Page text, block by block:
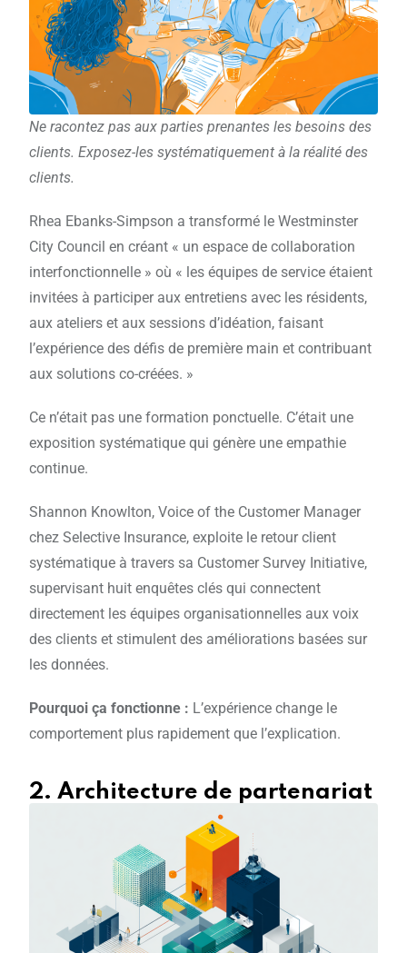
Ne racontez pas aux parties prenantes les besoins des
clients. Exposez-les systématiquement à la réalité des
clients.
Rhea Ebanks-Simpson a transformé le Westminster
City Council en créant « un espace de collaboration
interfonctionnelle » où « les équipes de service étaient
invitées à participer aux entretiens avec les résidents,
aux ateliers et aux sessions d’idéation, faisant
l’expérience des défis de première main et contribuant
aux solutions co-créées. »
Ce n’était pas une formation ponctuelle. C’était une
exposition systématique qui génère une empathie
continue.
Shannon Knowlton, Voice of the Customer Manager
chez Selective Insurance, exploite le retour client
systématique à travers sa Customer Survey Initiative,
supervisant huit enquêtes clés qui connectent
directement les équipes organisationnelles aux voix
des clients et stimulent des améliorations basées sur
les données.
Pourquoi ça fonctionne : L’expérience change le
comportement plus rapidement que l’explication.
2. Architecture de partenariat